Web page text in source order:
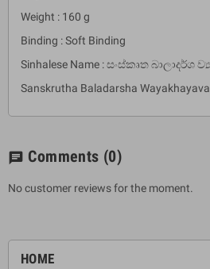
HOME
Weight : 160 g
Binding : Soft Binding
Sinhalese Name : සංස්කෘත බාලාදර්ශ
Sanskrutha Baladarsha Wayakhayava
chat Comments (0)
No customer reviews for the moment.